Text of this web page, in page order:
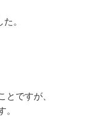
。
ですが、